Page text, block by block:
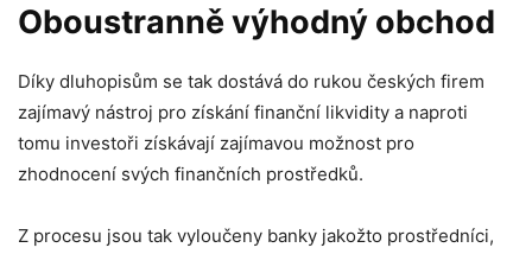
Oboustranně výhodný obchod
Díky dluhopisům se tak dostává do rukou českých firem
zajímavý nástroj pro získání finanční likvidity a naproti
tomu investoři získávají zajímavou možnost pro
zhodnocení svých finančních prostředků.
Z procesu jsou tak vyloučeny banky jakožto prostředníci,